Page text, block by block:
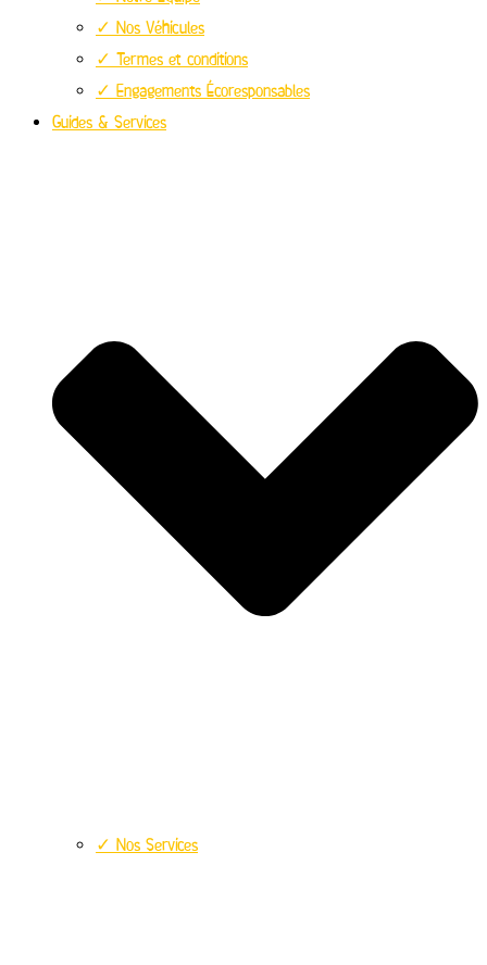
✓ Nos Véhicules
✓ Termes et conditions
✓ Engagements Écoresponsables
Guides & Services
✓ Nos Services